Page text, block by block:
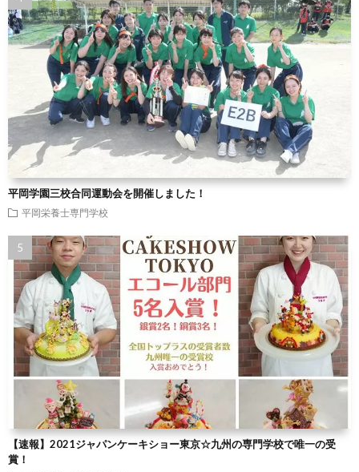
平岡学園三校合同運動会を開催しました！
平岡栄養士専門学校
【速報】2021ジャパンケーキショー東京☆九州の専門学校で唯一の受
賞！